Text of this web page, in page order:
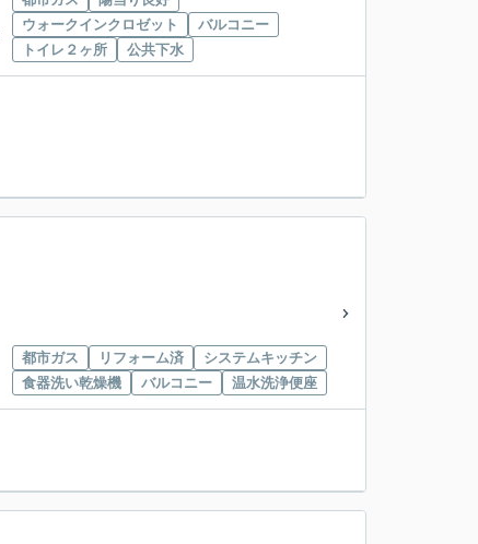
ウォークインクロゼット
バルコニー
トイレ２ヶ所
公共下水
都市ガス
リフォーム済
システムキッチン
食器洗い乾燥機
バルコニー 温水洗浄便座